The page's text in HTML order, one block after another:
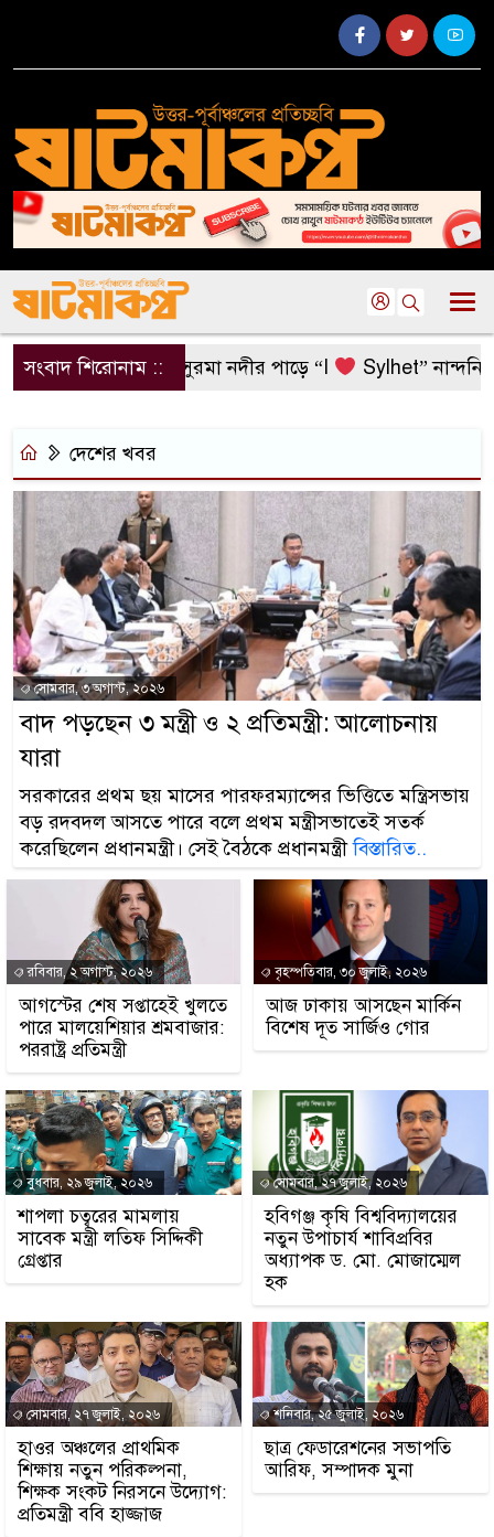
সংবাদ শিরোনাম ::সুরমা নদীর পাড়ে “I Sylhet”
দেশের খবর
সোমবার, ৩ অগাস্ট, ২০২৬
বাদ পড়ছেন ৩ মন্ত্রী ও ২ প্রতিমন্ত্রী: আলোচনায়
যারা
সরকারের প্রথম ছয় মাসের পারফরম্যান্সের ভিত্তিতে মন্ত্রিসভায়
বড় রদবদল আসতে পারে বলে প্রথম মন্ত্রীসভাতেই সতর্ক
করেছিলেন প্রধানমন্ত্রী। সেই বৈঠকে প্রধানমন্ত্রীবিস্তারিত..
রবিবার, ২ অগাস্ট, ২০২৬
আগস্টের শেষ সপ্তাহেই খুলতে
পারে মালয়েশিয়ার শ্রমবাজার:
পররাষ্ট্র প্রতিমন্ত্রী
বৃহস্পতিবার, ৩০ জুলাই, ২০২৬
আজ ঢাকায় আসছেন মার্কিন
বিশেষ দূত সার্জিও গোর
বুধবার, ২৯ জুলাই, ২০২৬
শাপলা চত্বরের মামলায়
সাবেক মন্ত্রী লতিফ সিদ্দিকী
গ্রেপ্তার
সোমবার, ২৭ জুলাই, ২০২৬
হবিগঞ্জ কৃষি বিশ্ববিদ্যালয়ের
নতুন উপাচার্য শাবিপ্রবির
অধ্যাপক ড. মো. মোজাম্মেল
হক
সোমবার, ২৭ জুলাই, ২০২৬
হাওর অঞ্চলের প্রাথমিক
শিক্ষায় নতুন পরিকল্পনা,
শিক্ষক সংকট নিরসনে উদ্যোগ:
প্রতিমন্ত্রী ববি হাজ্জাজ
শনিবার, ২৫ জুলাই, ২০২৬
ছাত্র ফেডারেশনের সভাপতি
আরিফ, সম্পাদক মুনা